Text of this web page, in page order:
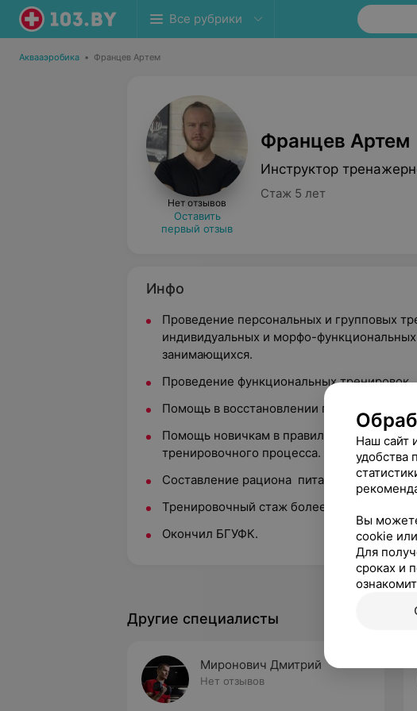
Все рубрики
Аквааэробика • Францев Артем
Нет отзывов
Оставить
первый отзыв
Францев Артем
Инструктор
Стаж 5 лет
Инфо
Проведение персональных и групповых
индивидуальных и морфо-
занимающихся.
Проведение функциональных тренировок.
Помощь в восстановлении после родов и
Помощь новичкам в правильном выборе
тренировочного процесса.
Составление рациона питания и плана
Тренировочный стаж более 3 лет.
Окончил БГУФК.
Другие специалисты
Миронович Дмитрий
Нет отзывов
Наш сайт
удобства
Вы
cookie
Для
сроках и